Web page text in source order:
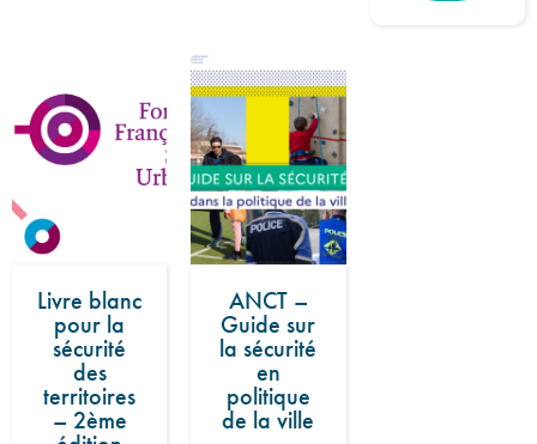
Livre blanc
pour la
sécurité
des
territoires
– 2ème
ANCT –
Guide sur
la sécurité
en
politique
de la ville